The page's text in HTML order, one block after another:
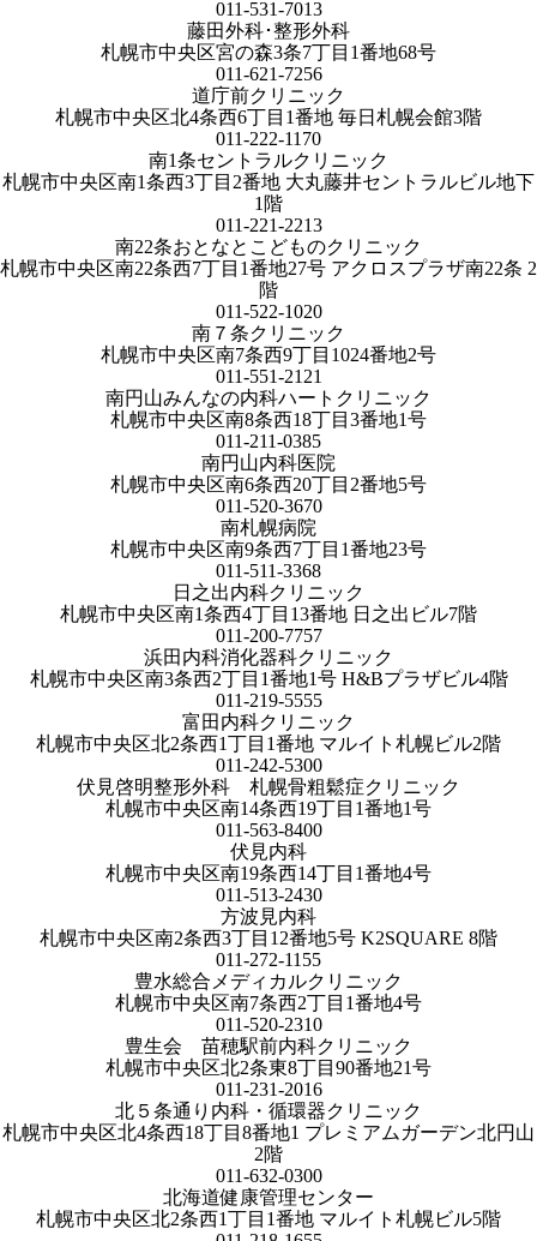
011-531-7013
藤田外科･整形外科
札幌市中央区宮の森3条7丁目1番地68号
011-621-7256
道庁前クリニック
札幌市中央区北4条西6丁目1番地 毎日札幌会館3階
011-222-1170
南1条セントラルクリニック
札幌市中央区南1条西3丁目2番地 大丸藤井セントラルビル地下
1階
011-221-2213
南22条おとなとこどものクリニック
札幌市中央区南22条西7丁目1番地27号 アクロスプラザ南22条 2
階
011-522-1020
南７条クリニック
札幌市中央区南7条西9丁目1024番地2号
011-551-2121
南円山みんなの内科ハートクリニック
札幌市中央区南8条西18丁目3番地1号
011-211-0385
南円山内科医院
札幌市中央区南6条西20丁目2番地5号
011-520-3670
南札幌病院
札幌市中央区南9条西7丁目1番地23号
011-511-3368
日之出内科クリニック
札幌市中央区南1条西4丁目13番地 日之出ビル7階
011-200-7757
浜田内科消化器科クリニック
札幌市中央区南3条西2丁目1番地1号 H&Bプラザビル4階
011-219-5555
富田内科クリニック
札幌市中央区北2条西1丁目1番地 マルイト札幌ビル2階
011-242-5300
伏見啓明整形外科 札幌骨粗鬆症クリニック
札幌市中央区南14条西19丁目1番地1号
011-563-8400
伏見内科
札幌市中央区南19条西14丁目1番地4号
011-513-2430
方波見内科
札幌市中央区南2条西3丁目12番地5号 K2SQUARE 8階
011-272-1155
豊水総合メディカルクリニック
札幌市中央区南7条西2丁目1番地4号
011-520-2310
豊生会 苗穂駅前内科クリニック
札幌市中央区北2条東8丁目90番地21号
011-231-2016
北５条通り内科・循環器クリニック
札幌市中央区北4条西18丁目8番地1 プレミアムガーデン北円山
2階
011-632-0300
北海道健康管理センター
札幌市中央区北2条西1丁目1番地 マルイト札幌ビル5階